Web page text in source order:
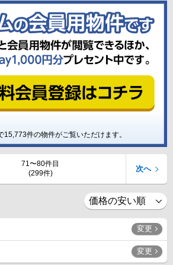
15,773件の物件がご覧いただけます。
71〜80件目
(299件)
次へ
変更
変更